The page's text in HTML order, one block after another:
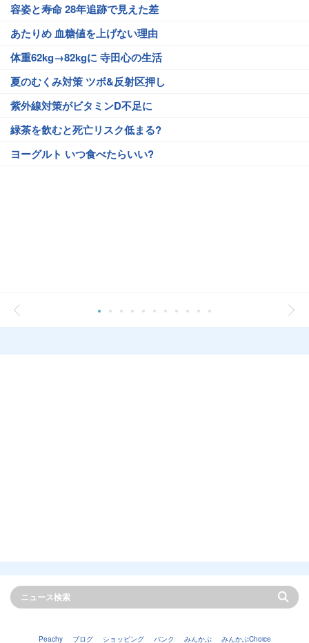
容姿と寿命 28年追跡で見えた差
あたりめ 血糖値を上げない理由
体重62kg→82kgに 寺田心の生活
夏のむくみ対策 ツボ&反射区押し
紫外線対策がビタミンD不足に
緑茶を飲むと死亡リスク低まる?
ヨーグルト いつ食べたらいい?
Peachy ブログ ショッピング バンク みんかぶ みんかぶChoice